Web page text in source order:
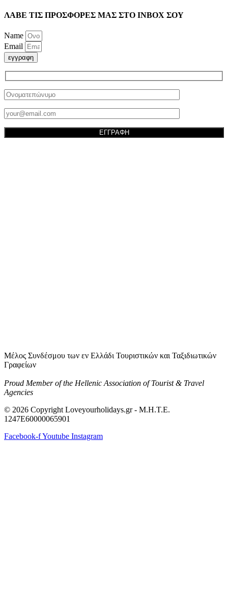
ΛΑΒΕ ΤΙΣ ΠΡΟΣΦΟΡΕΣ ΜΑΣ ΣΤΟ ΙΝΒΟΧ ΣΟΥ
Name
Email
εγγραφη
Μέλος Συνδέσμου των εν Ελλάδι Τουριστικών και Ταξιδιωτικών
Γραφείων
Proud Member of the Hellenic Association of Tourist & Travel
Agencies
© 2026 Copyright Loveyourholidays.gr - M.H.T.E.
1247Ε60000065901
Facebook-fYoutube Instagram